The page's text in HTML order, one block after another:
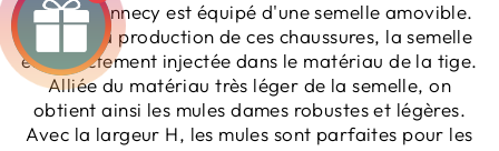
modèle Annecy est équipé d'une semelle amovible.
Lors de la production de ces chaussures, la semelle
est directement injectée dans le matériau de la tige.
Alliée du matériau très léger de la semelle, on
obtient ainsi les mules dames robustes et légères.
Avec la largeur H, les mules sont parfaites pour les